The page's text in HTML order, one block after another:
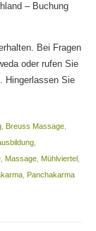
– Buchung
Bei Fragen
oder rufen Sie
Hingerlassen Sie
, Breuss Massage,
,
, Massage, Mühlviertel,
, Panchakarma